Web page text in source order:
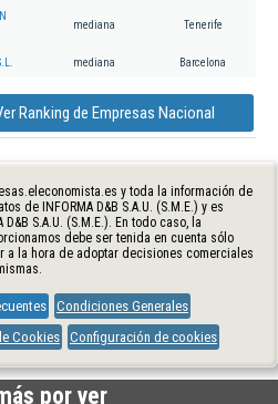
mediana Tenerife
mediana Barcelona
Ranking de Empresas Nacional
y toda la información de
de INFORMA D&B S.A.U. (S.M.E.) y es
S.A.U. (S.M.E.). En todo caso, la
debe ser tenida en cuenta sólo
a la hora de adoptar decisiones comerciales
Condiciones Generales
Cookies Configuración de cookies
por ver